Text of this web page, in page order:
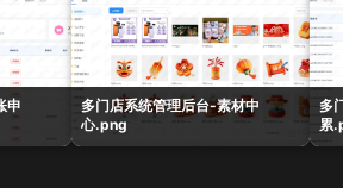
申
多门店系统管理后台-素材中
心.png
多
累